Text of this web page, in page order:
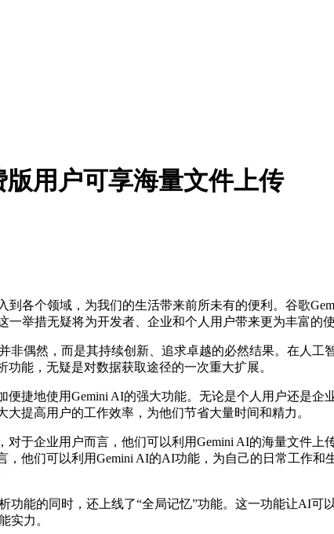
用户可享海量文件上传
个领域，为我们的生活带来前所未有的便利。谷歌
举措无疑将为开发者、企业和个人用户带来更为丰富的使
偶然，而是其持续创新、追求卓越的必然结果。在人工
能，无疑是对数据获取途径的一次重大扩展。
地使用Gemini AI的强大功能。无论是个人用户还是企
提高用户的工作效率，为他们节省大量时间和精力。
企业用户而言，他们可以利用Gemini AI的海量文件上
他们可以利用Gemini AI的AI功能，为自己的日常工作
能的同时，还上线了“全局记忆”功能。这一功能让AI可
实力。